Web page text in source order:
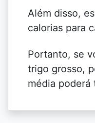
Além disso,
calorias para
Portanto, se
trigo grosso,
média poderá